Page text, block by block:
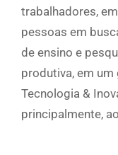
trabalhadores,
pessoas em
de ensino e
produtiva, em
Tecnologia &
principalmente,